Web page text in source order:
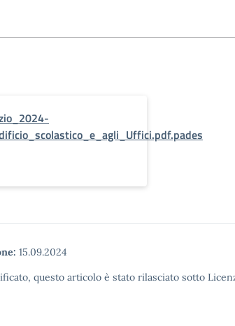
15.09.2024
questo articolo è stato rilasciato sotto